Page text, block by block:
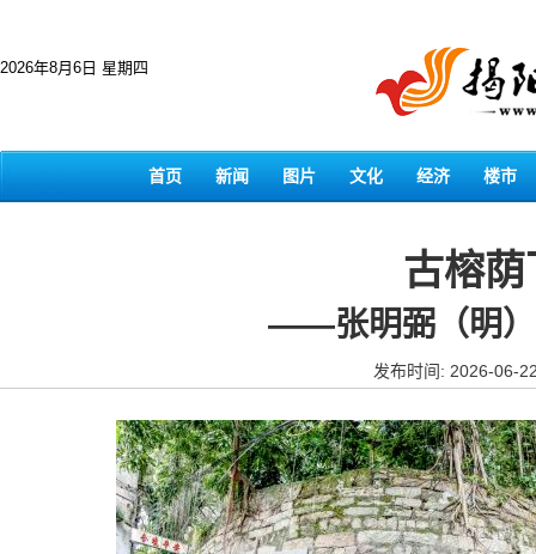
2026年8月6日 星期四
首页 新闻 图片 文化 经济 楼市
古榕
——张明弼（明）
发布时间: 2026-06-